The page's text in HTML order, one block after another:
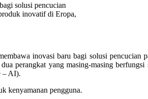
solusi pencucian
inovatif di Eropa,
inovasi baru bagi solusi pencucian
yang masing-masing berfungsi
– AI).
kenyamanan pengguna.